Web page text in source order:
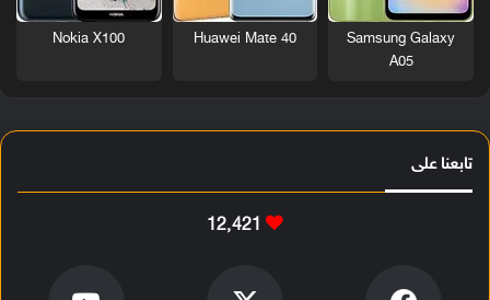
Samsung Galaxy
A05
Huawei Mate 40
Nokia X100
تابعنا على
12٬421